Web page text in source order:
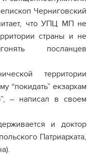
Черниговский
что УПЦ МП не
страны и не
посланцев
территории
“покидать” екзархам
– написал в своем
и доктор
Патриархата,